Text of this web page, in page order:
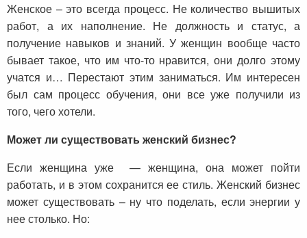
Женское – это всегда процесс. Не количество вышитых
работ, а их наполнение. Не должность и статус, а
получение навыков и знаний. У женщин вообще часто
бывает такое, что им что-то нравится, они долго этому
учатся и… Перестают этим заниматься. Им интересен
был сам процесс обучения, они все уже получили из
того, чего хотели.
Может ли существовать женский бизнес?
Если женщина уже — женщина, она может пойти
работать, и в этом сохранится ее стиль. Женский бизнес
может существовать – ну что поделать, если энергии у
нее столько. Но: